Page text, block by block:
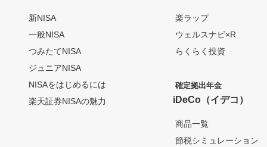
新NISA
一般NISA
つみたてNISA
ジュニアNISA
NISAをはじめるには
楽天証券NISAの魅力
楽ラップ
ウェルスナビ×R
らくらく投資
確定拠出年金
iDeCo（イデコ）
商品一覧
節税シミュレーション